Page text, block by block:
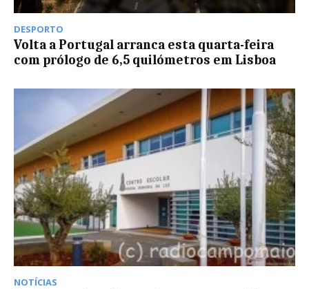
DESPORTO
Volta a Portugal arranca esta quarta-feira
com prólogo de 6,5 quilómetros em Lisboa
NOTÍCIAS